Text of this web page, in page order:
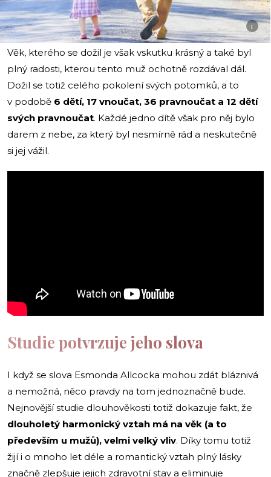
i
Věk, kterého se dožil je však vskutku krásný a také byl
plný radosti, kterou tento muž ochotně rozdával dál.
Dožil se totiž celého pokolení svých potomků, a to
v podobě 6 dětí, 17 vnoučat, 36 pravnoučat a 12 dětí
svých pravnoučat. Každé jedno dítě však pro něj bylo
darem z nebe, za který byl nesmírně rád a neskutečně
si jej vážil.
Studie potvrzuje jeho slova
I když se slova Esmonda Allcocka mohou zdát bláznivá
a nemožná, něco pravdy na tom jednoznačně bude.
Nejnovější studie dlouhověkosti totiž dokazuje fakt, že
dlouholetý harmonický vztah má na věk (a to
především u mužů), velmi velký vliv. Díky tomu totiž
žijí i o mnoho let déle a romantický vztah plný lásky
značně zlepšuje jejich zdravotní stav a eliminuje